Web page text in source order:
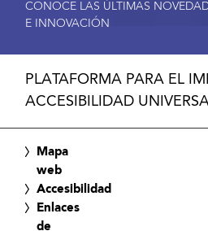
CONOCE LAS ÚLTIMAS
E INNOVACIÓN
PLATAFORMA PARA EL
ACCESIBILIDAD
Mapa
web
Accesibilidad
Enlaces
de